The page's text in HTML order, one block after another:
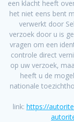
een klacht heeft
het niet eens bent
verwerkt door
verzoek door u is
vragen om een
controle direct
op uw verzoek,
heeft u de
nationale
link: https://